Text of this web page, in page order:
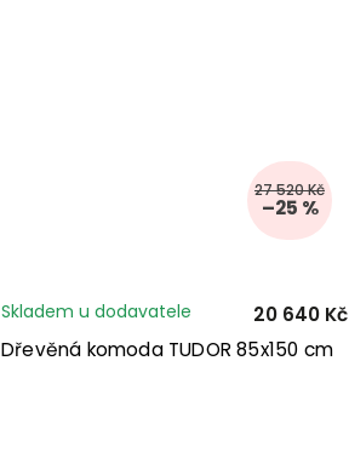
27 520 Kč
–25 %
Dřevěná komoda TUDOR 85x150 cm
Skladem u dodavatele 20 640 Kč